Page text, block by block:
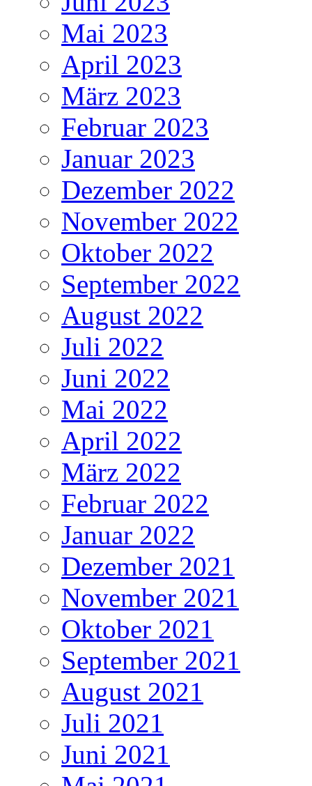
Mai 2023
April 2023
März 2023
Februar 2023
Januar 2023
Dezember 2022
November 2022
Oktober 2022
September 2022
August 2022
Juli 2022
Juni 2022
Mai 2022
April 2022
März 2022
Februar 2022
Januar 2022
Dezember 2021
November 2021
Oktober 2021
September 2021
August 2021
Juli 2021
Juni 2021